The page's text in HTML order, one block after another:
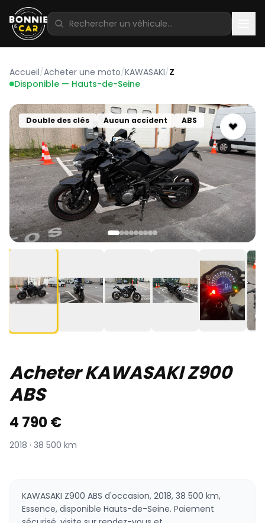
Accueil/Acheter une moto/KAWASAKI/Z
Disponible — Hauts-de-Seine
Double des clés Aucun accident ABS
Acheter KAWASAKI Z900
ABS
4 790 €
2018 · 38 500 km
KAWASAKI Z900 ABS d'occasion, 2018, 38 500 km,
Essence, disponible Hauts-de-Seine. Paiement